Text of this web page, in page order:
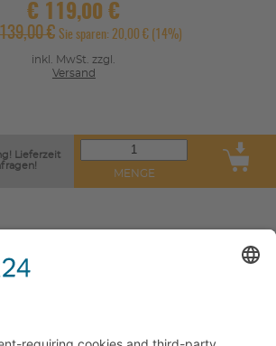
€ 119,00 €
139,00 € Sie sparen: 20,00 € (14%)
inkl. MwSt. zzgl.
Versand
Lieferzeit
MENGE